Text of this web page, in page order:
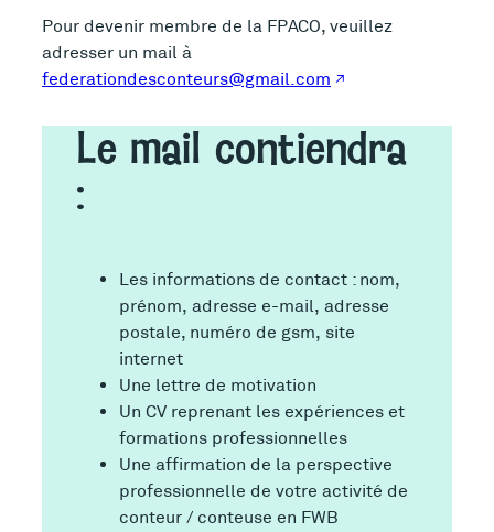
Pour devenir membre de la FPACO, veuillez
adresser un mail à
federationdesconteurs@gmail.com
Le mail contiendra
:
Les informations de contact : nom,
prénom, adresse e-mail, adresse
postale, numéro de gsm, site
internet
Une lettre de motivation
Un CV reprenant les expériences et
formations professionnelles
Une affirmation de la perspective
professionnelle de votre activité de
conteur / conteuse en FWB